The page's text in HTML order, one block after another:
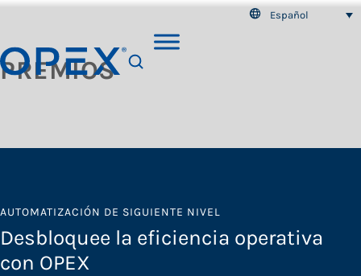
Español
PREMIOS
AUTOMATIZACIÓN DE SIGUIENTE NIVEL
Desbloquee la eficiencia operativa
con OPEX